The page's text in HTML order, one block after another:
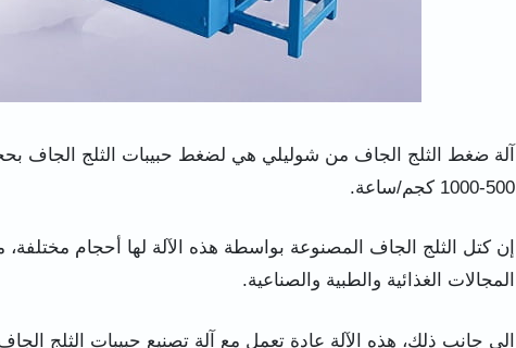
500-1000 كجم/ساعة.
المجالات الغذائية والطبية والصناعية.
الى جانب ذلك، هذه الآلة عادة تعمل مع آلة تصنيع حبيبات الثلج